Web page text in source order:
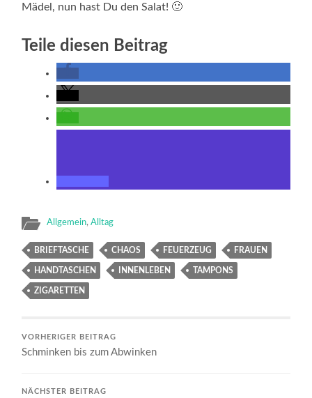
Mädel, nun hast Du den Salat! 🙂
Teile diesen Beitrag
Allgemein,Alltag
BRIEFTASCHE CHAOS FEUERZEUG FRAUEN
HANDTASCHEN INNENLEBEN TAMPONS
ZIGARETTEN
VORHERIGER BEITRAG
Schminken bis zum Abwinken
NÄCHSTER BEITRAG